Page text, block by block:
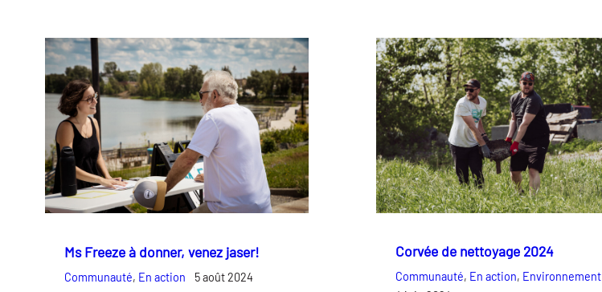
Ms Freeze à donner, venez jaser!
Communauté, En action 5 août 2024
Corvée de nettoyage 2024
Communauté, En action, Environnement